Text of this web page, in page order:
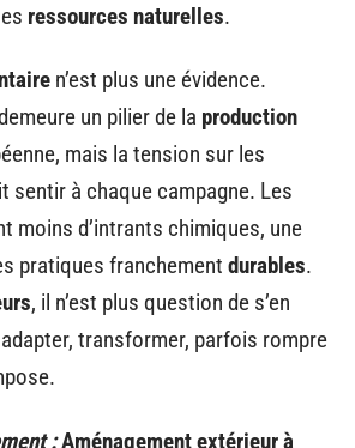
ressources naturelles.
n’est plus une évidence.
un pilier de la production
mais la tension sur les
sentir à chaque campagne. Les
moins d’intrants chimiques, une
pratiques franchement durables.
, il n’est plus question de s’en
transformer, parfois rompre
:Aménagement extérieur à